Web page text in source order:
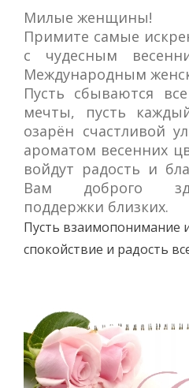
Милые женщины!
Примите самые
с чудесным
Международным
Пусть сбываются
мечты, пусть
озарён счастливой
ароматом весенних
войдут радость и
Вам доброго
поддержки близких.
Пусть взаимопонимание
спокойствие и радость